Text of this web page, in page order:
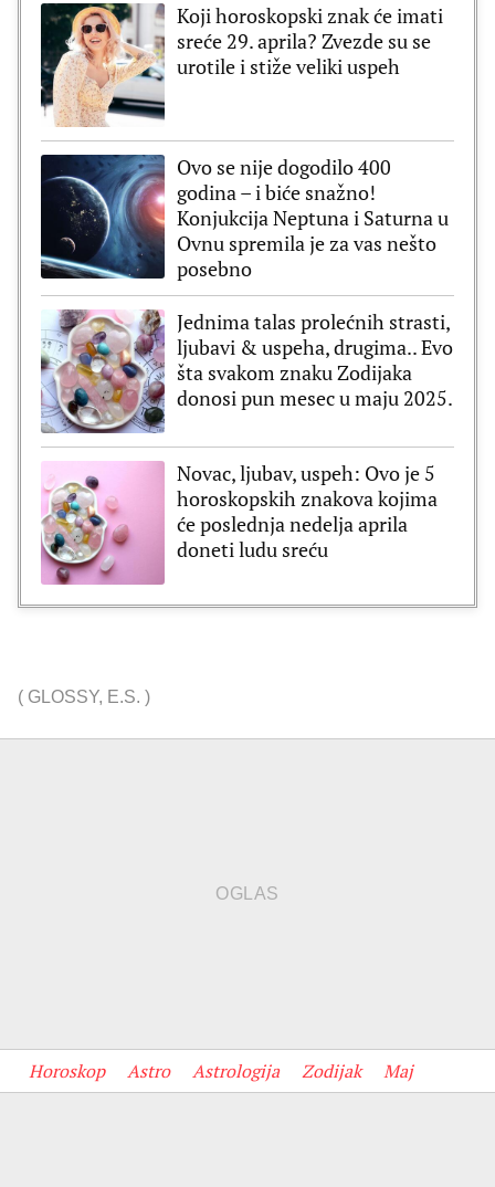
Koji horoskopski znak će imati
sreće 29. aprila? Zvezde su se
urotile i stiže veliki uspeh
Ovo se nije dogodilo 400
godina – i biće snažno!
Konjukcija Neptuna i Saturna u
Ovnu spremila je za vas nešto
posebno
Jednima talas prolećnih strasti,
ljubavi & uspeha, drugima.. Evo
šta svakom znaku Zodijaka
donosi pun mesec u maju 2025.
Novac, ljubav, uspeh: Ovo je 5
horoskopskih znakova kojima
će poslednja nedelja aprila
doneti ludu sreću
( GLOSSY, E.S. )
Horoskop Astro Astrologija Zodijak Maj